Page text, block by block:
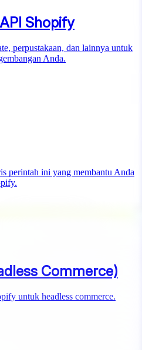
Shopify
perpustakaan, dan lainnya untuk
Anda.
perintah ini yang membantu Anda
Commerce)
untuk headless commerce.